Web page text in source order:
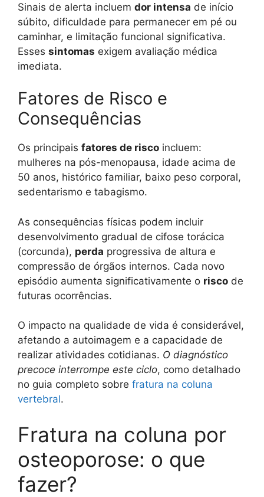
Sinais de alerta incluem dor intensa de início
súbito, dificuldade para permanecer em pé ou
caminhar, e limitação funcional significativa.
Esses sintomas exigem avaliação médica
imediata.
Fatores de Risco e
Consequências
Os principais fatores de risco incluem:
mulheres na pós-menopausa, idade acima de
50 anos, histórico familiar, baixo peso corporal,
sedentarismo e tabagismo.
As consequências físicas podem incluir
desenvolvimento gradual de cifose torácica
(corcunda), perda progressiva de altura e
compressão de órgãos internos. Cada novo
episódio aumenta significativamente o risco de
futuras ocorrências.
O impacto na qualidade de vida é considerável,
afetando a autoimagem e a capacidade de
realizar atividades cotidianas. O diagnóstico
precoce interrompe este ciclo, como detalhado
no guia completo sobre fratura na coluna
vertebral.
Fratura na coluna por
osteoporose: o que
fazer?